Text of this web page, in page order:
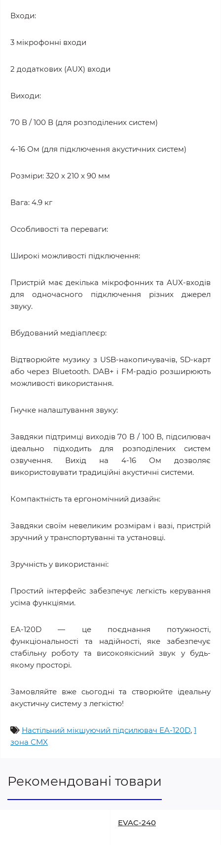
Входи:
3 мікрофонні входи
2 додаткових (AUX) входи
Виходи:
70 В / 100 В (для розподілених систем)
4-16 Ом (для підключення акустичних систем)
Розміри: 320 x 210 x 90 мм
Вага: 4.9 кг
Особливості та переваги:
Широкі можливості підключення:
Пристрій має декілька мікрофонних та AUX-входів
для одночасного підключення різних джерел
звуку.
Вбудований медіаплеєр:
Відтворюйте музику з USB-накопичувачів, SD-карт
або через Bluetooth. DAB+ і FM-радіо розширюють
можливості використання.
Гнучке налаштування звуку:
Завдяки підтримці виходів 70 В / 100 В, підсилювач
ідеально підходить для розподілених систем
озвучення. Вихід на 4-16 Ом дозволяє
використовувати традиційні акустичні системи.
Компактність та ергономічний дизайн:
Завдяки своїм невеликим розмірам і вазі, пристрій
зручний у транспортуванні та установці.
Зручність у використанні:
Простий інтерфейс забезпечує легкість керування
усіма функціями.
EA-120D — це поєднання потужності,
функціональності та надійності, яке забезпечує
стабільну роботу та високоякісний звук у будь-
якому просторі.
Замовляйте вже сьогодні та створюйте ідеальну
акустичну систему з легкістю!
Настільний мікшуючий підсилювач EA-120D, 1
зона CMX
Рекомендовані товари
EVAC-240